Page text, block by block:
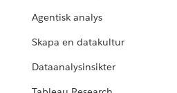
Agentisk analys
Skapa en datakultur
Dataanalysinsikter